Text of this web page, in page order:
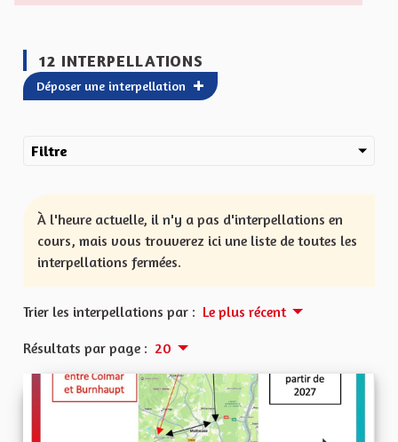
12 INTERPELLATIONS
Déposer une interpellation
Filtre
À l'heure actuelle, il n'y a pas d'interpellations en
cours, mais vous trouverez ici une liste de toutes les
interpellations fermées.
Trier les interpellations par : Le plus récent
Résultats par page : 20